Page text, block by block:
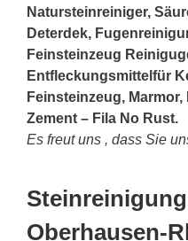
Natursteinreiniger,
Deterdek,
Feinsteinzeug
Entfleckungsmittelfür
Feinsteinzeug,
Zement – Fila No Rust.
Es freut uns , dass Sie
Oberhausen-